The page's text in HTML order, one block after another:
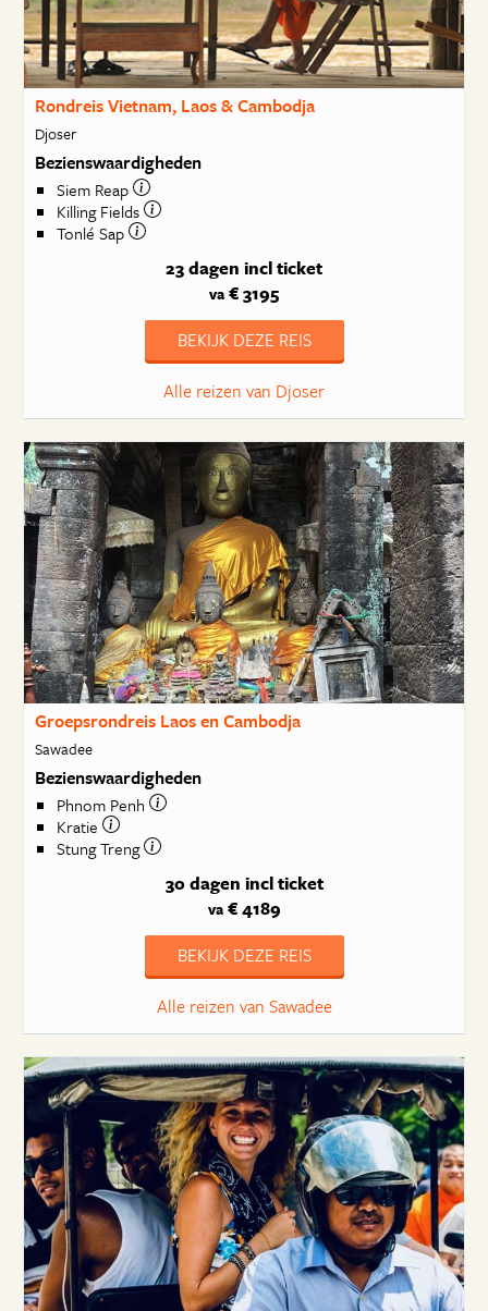
Rondreis Vietnam, Laos & Cambodja
Djoser
Bezienswaardigheden
Siem Reap
Killing Fields
Tonlé Sap
23 dagen incl ticket
va € 3195
BEKIJK DEZE REIS
Alle reizen van Djoser
Groepsrondreis Laos en Cambodja
Sawadee
Bezienswaardigheden
Phnom Penh
Kratie
Stung Treng
30 dagen incl ticket
va€ 4189
BEKIJK DEZE REIS
Alle reizen van Sawadee